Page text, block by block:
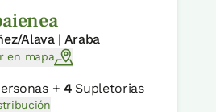
Alava | Araba
en mapa
+ 4Supletorias